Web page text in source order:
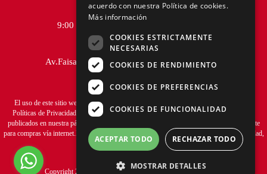
9:00 a.m. a 6:00 p.m. de Lunes a Viernes
Av.Faisanes 420 , Urb. La Campiña , Chorrillos
El uso de este sitio web implica la aceptación de los
Políticas de Privacidad de ADAMS S.A. Las fotos son a modo ilustrativo.Los precios
publicados en nuestra página web
son válidos exclusivamente
para compras vía internet.Las promociones son válidas el día de hoy, stock mínimo 1 unidad,
promociones no acumulables.
Copyright 2020 ADAMS S.A. Todos los derechos reservados.
acuerdo con nuestra Política de cookies.
Más información
COOKIES ESTRICTAMENTE
NECESARIAS
COOKIES DE RENDIMIENTO
COOKIES DE PREFERENCIAS
COOKIES DE FUNCIONALIDAD
ACEPTAR TODO RECHAZAR TODO
MOSTRAR DETALLES